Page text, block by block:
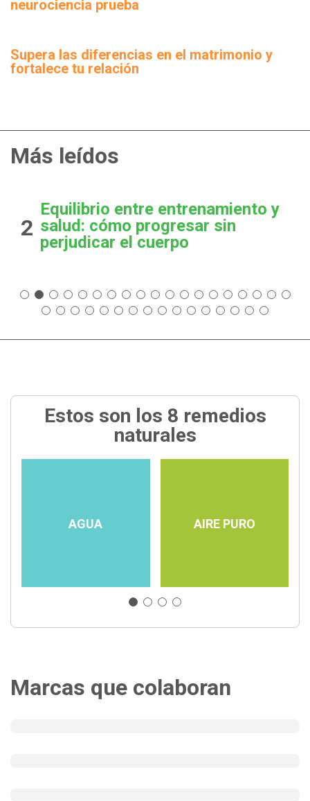
neurociencia prueba
Supera las diferencias en el matrimonio y
fortalece tu relación
Más leídos
2
Equilibrio entre entrenamiento y
salud: cómo progresar sin
perjudicar el cuerpo
Estos son los 8 remedios
naturales
AGUA AIRE PURO
Marcas que colaboran